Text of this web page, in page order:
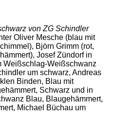
von ZG Schindler
Oliver Mesche (blau mit
Björn Grimm (rot,
Josef Zündorf in
Weißschlag-Weißschwanz
um schwarz, Andreas
Binden, Blau mit
Schwarz und in
Blau, Blaugehämmert,
Michael Büchau um